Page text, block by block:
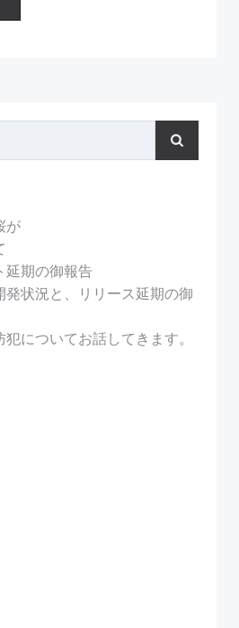
が
延期の御報告
発状況と、リリース延期の御
についてお話してきます。